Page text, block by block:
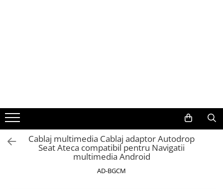
Volkswagen
Audi
Cablaj multimedia Cablaj adaptor Autodrop
Seat Ateca compatibil pentru Navigatii
multimedia Android
AD-BGCM